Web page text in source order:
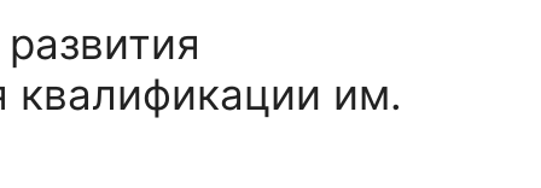
квалификации им.